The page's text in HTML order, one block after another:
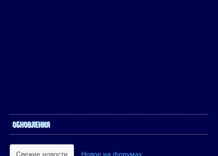
ОБНОВЛЕНИЯ
Свежие новости Новое на форумах